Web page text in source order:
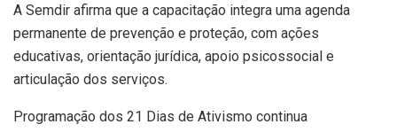
A Semdir afirma que a capacitação integra uma agenda
permanente de prevenção e proteção, com ações
educativas, orientação jurídica, apoio psicossocial e
articulação dos serviços.
Programação dos 21 Dias de Ativismo continua